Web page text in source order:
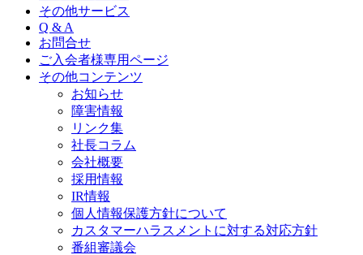
その他サービス
Q & A
お問合せ
ご入会者様専用ページ
その他コンテンツ
お知らせ
障害情報
リンク集
社長コラム
会社概要
採用情報
IR情報
個人情報保護方針について
カスタマーハラスメントに対する対応方針
番組審議会